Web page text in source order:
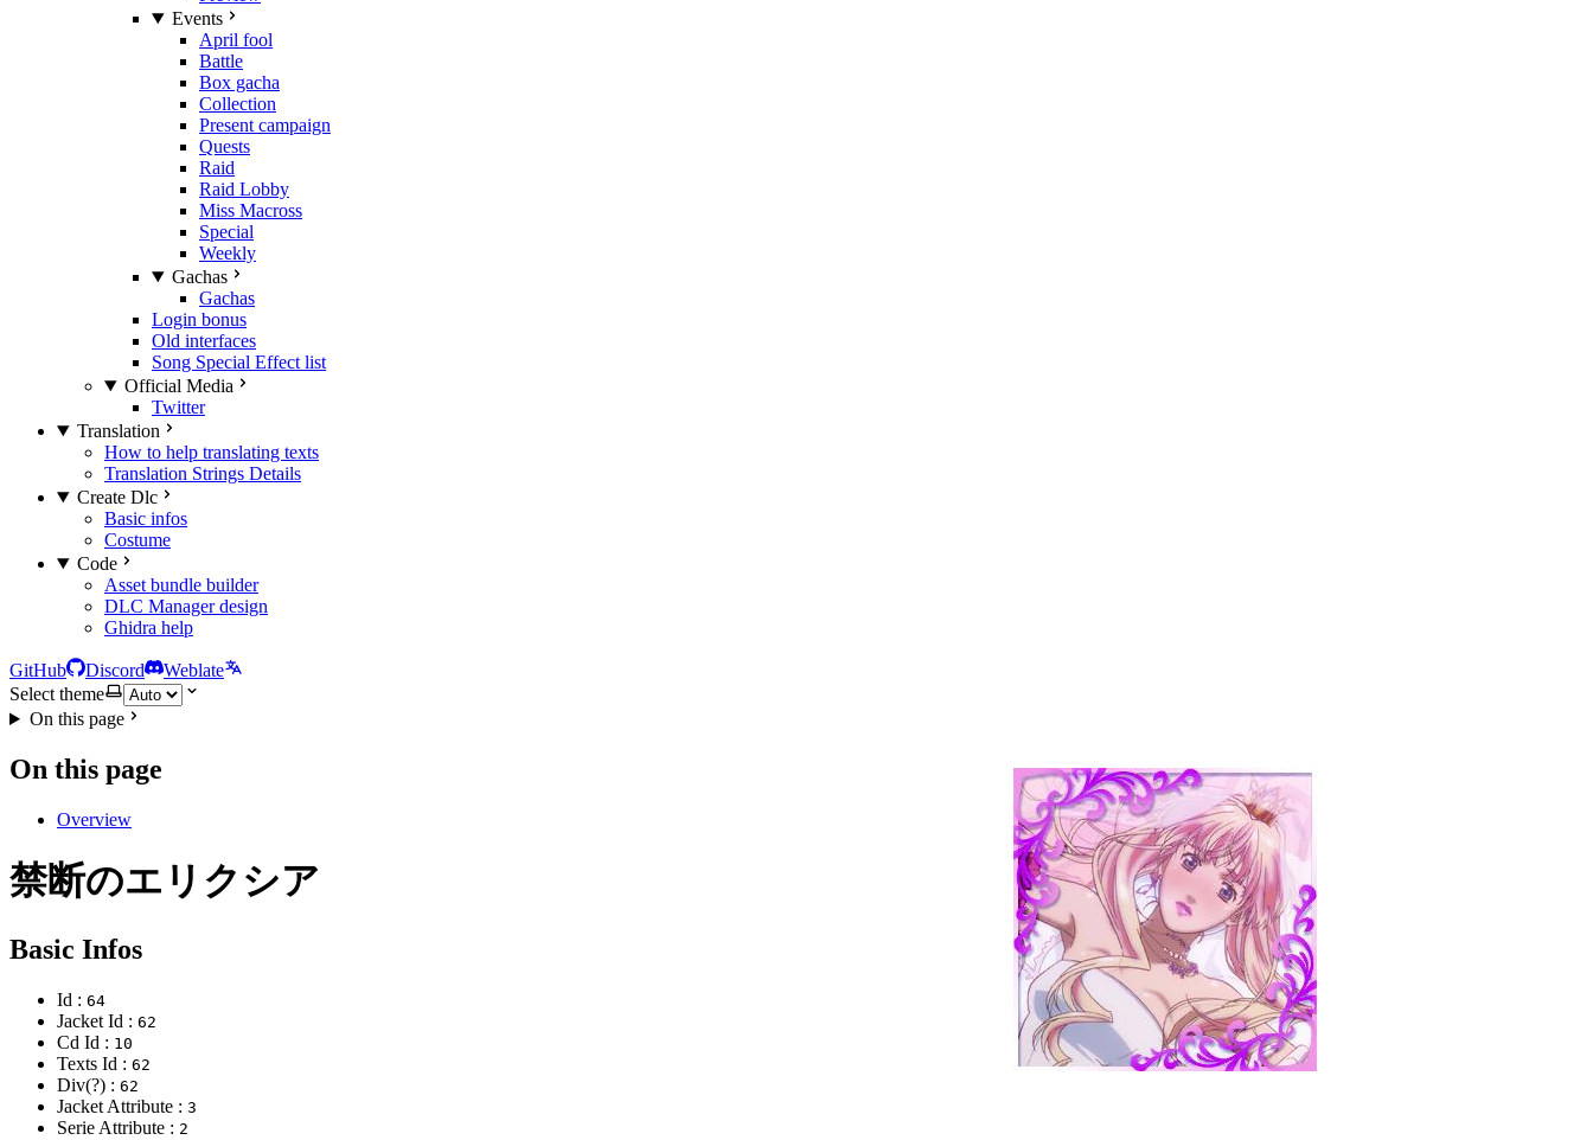
Events
April fool
Battle
Box gacha
Collection
Present campaign
Quests
Raid
Raid Lobby
Miss Macross
Special
Weekly
Gachas
Gachas
Login bonus
Old interfaces
Song Special Effect list
Official Media
Twitter
Translation
How to help translating texts
Translation Strings Details
Create Dlc
Basic infos
Costume
Code
Asset bundle builder
DLC Manager design
Ghidra help
GitHub Discord
Weblate
Select theme
On this page
On this page
Overview
禁断のエリクシア
Basic Infos
Id : 64
Jacket Id : 62
Cd Id : 10
Texts Id : 62
Div(?) : 62
Jacket Attribute : 3
Serie Attribute : 2